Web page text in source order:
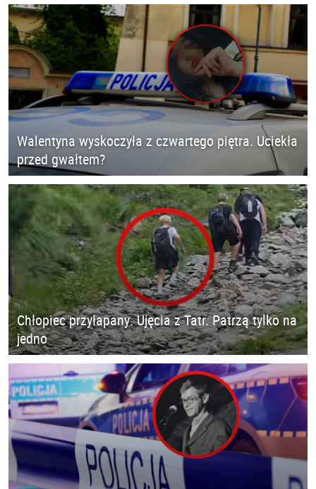
Walentyna wyskoczyła z czwartego piętra. Uciekła
przed gwałtem?
Chłopiec przyłapany. Ujęcia z Tatr. Patrzą tylko na
jedno